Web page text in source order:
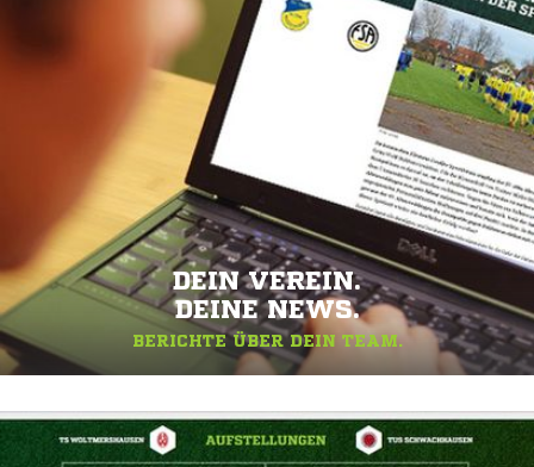
DEIN VEREIN.
DEINE NEWS.
BERICHTE ÜBER DEIN TEAM.